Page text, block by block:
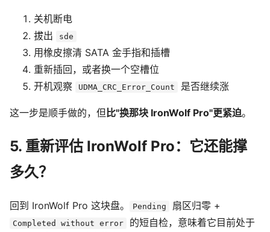
关机断电
拔出
sde
用橡皮擦清 SATA 金手指和插槽
重新插回，或者换一个空槽位
开机观察
UDMA_CRC_Error_Count 是否继续涨
这一步是顺手做的，但比"换那块 IronWolf Pro"更紧迫。
5. 重新评估 IronWolf Pro：它还能撑
多久？
回到 IronWolf Pro 这块盘。 Pending 扇区归零 +
Completed without error
的短自检，意味着它目前处于